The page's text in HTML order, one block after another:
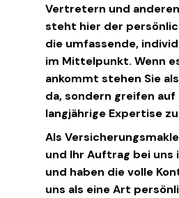
Vertretern und
steht hier der
die umfassende,
im Mittelpunkt. Wenn
ankommt stehen Sie
da, sondern greifen auf
langjährige Expertise
Als
und Ihr Auftrag bei
und haben die volle
uns als eine Art